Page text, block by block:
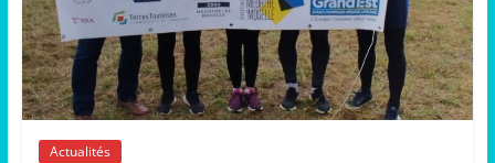
Actualités